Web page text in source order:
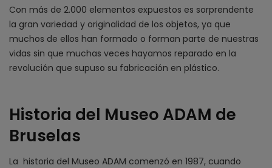
Con más de 2.000 elementos expuestos es sorprendente
la gran variedad y originalidad de los objetos, ya que
muchos de ellos han formado o forman parte de nuestras
vidas sin que muchas veces hayamos reparado en la
revolución que supuso su fabricación en plástico.
Historia del Museo ADAM de
Bruselas
La historia del Museo ADAM comenzó en 1987, cuando